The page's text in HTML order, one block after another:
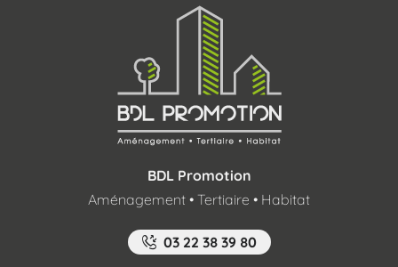
neuf et de devenir propriétaire d'un bien immobilier .
BDL Promotion
Aménagement • Tertiaire • Habitat
03 22 38 39 80